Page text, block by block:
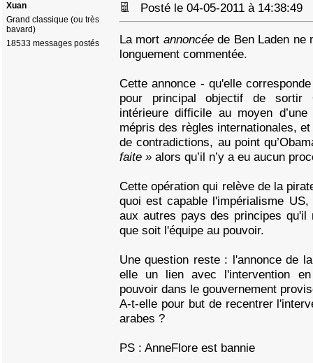
Xuan
Grand classique (ou très
bavard)
18533 messages postés
Posté le 04-05-2011 à 14:38:49
La mort annoncéede Ben Laden ne
longuement commentée.
Cette annonce - qu'elle
pour principal objectif de sortir
intérieure difficile au moyen d’une
mépris des règles internationales,
de contradictions, au point
faite » alors qu’il n’y a eu aucun
Cette opération qui relève de la
quoi est capable l'impérialisme
aux autres pays des principes qu'il
que soit l'équipe au pouvoir.
Une question reste : l'annonce de
elle un lien avec l'intervention
pouvoir dans le gouvernement
A-t-elle pour but de recentrer
arabes ?
PS : AnneFlore est bannie